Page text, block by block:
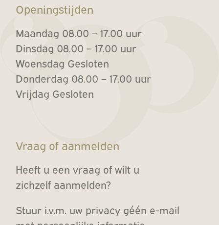
Openingstijden
Maandag 08.00 – 17.00 uur
Dinsdag 08.00 – 17.00 uur
Woensdag Gesloten
Donderdag 08.00 – 17.00 uur
Vrijdag Gesloten
Vraag of aanmelden
Heeft u een vraag of wilt u
zichzelf aanmelden?
Stuur i.v.m. uw privacy géén e-mail